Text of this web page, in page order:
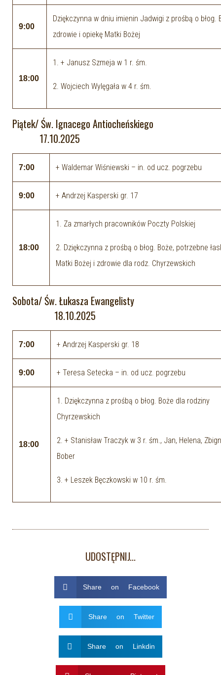
9:00
Dziękczynna w dniu imienin Jadwigi z prośbą o błog.
zdrowie i opiekę Matki Bożej
18:00
1. + Janusz Szmeja w 1 r. śm.
2. Wojciech Wylęgała w 4 r. śm.
Piątek/ Św. Ignacego Antiocheńskiego
17.10.2025
7:00 + Waldemar Wiśniewski – in. od ucz. pogrzebu
9:00 + Andrzej Kasperski gr. 17
18:00
1. Za zmarłych pracowników Poczty Polskiej
2. Dziękczynna z prośbą o błog. Boże, potrzebne
Matki Bożej i zdrowie dla rodz. Chyrzewskich
Sobota/ Św. Łukasza Ewangelisty
18.10.2025
7:00 + Andrzej Kasperski gr. 18
9:00 + Teresa Setecka – in. od ucz. pogrzebu
18:00
1. Dziękczynna z prośbą o błog. Boże dla rodziny
Chyrzewskich
2. + Stanisław Traczyk w 3 r. śm., Jan, Helena,
Bober
3. + Leszek Bęczkowski w 10 r. śm.
UDOSTĘPNIJ...
Share on Facebook
Share on Twitter
Share on Linkdin